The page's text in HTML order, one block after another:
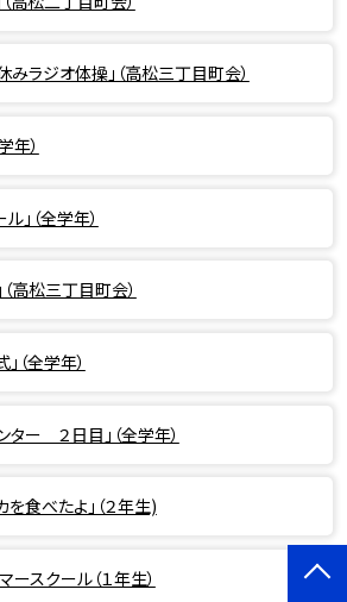
ラジオ体操」（高松三丁目町会）
年）
」（全学年）
（高松三丁目町会）
（全学年）
ター ２日目」（全学年）
を食べたよ」（２年生)
ースクール（１年生）